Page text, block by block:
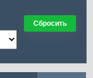
Сбросить